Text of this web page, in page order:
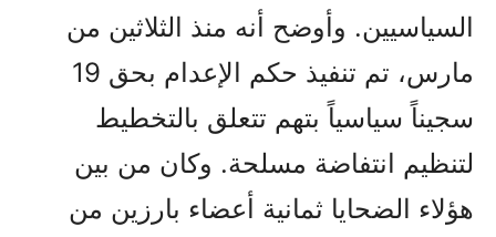
السياسيين. وأوضح أنه منذ الثلاثين من
مارس، تم تنفيذ حكم الإعدام بحق 19
سجيناً سياسياً بتهم تتعلق بالتخطيط
لتنظيم انتفاضة مسلحة. وكان من بين
هؤلاء الضحايا ثمانية أعضاء بارزين من